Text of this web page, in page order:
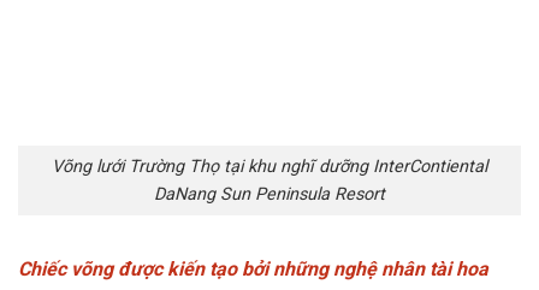
Võng lưới Trường Thọ tại khu nghĩ dưỡng InterContiental
DaNang Sun Peninsula Resort
Chiếc võng được kiến tạo bởi những nghệ nhân tài hoa